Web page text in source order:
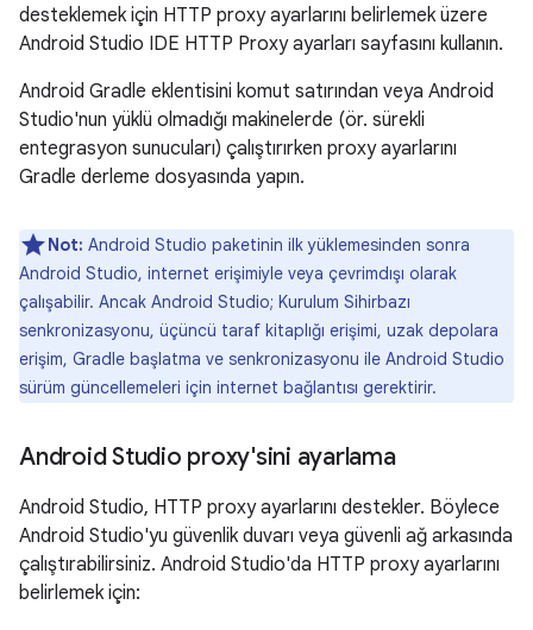
desteklemek için HTTP proxy ayarlarını belirlemek üzere
Android Studio IDE HTTP Proxy ayarları sayfasını kullanın.
Android Gradle eklentisini komut satırından veya Android
Studio'nun yüklü olmadığı makinelerde (ör. sürekli
entegrasyon sunucuları) çalıştırırken proxy ayarlarını
Gradle derleme dosyasında yapın.
Not: Android Studio paketinin ilk yüklemesinden sonra
Android Studio, internet erişimiyle veya çevrimdışı olarak
çalışabilir. Ancak Android Studio; Kurulum Sihirbazı
senkronizasyonu, üçüncü taraf kitaplığı erişimi, uzak depolara
erişim, Gradle başlatma ve senkronizasyonu ile Android Studio
sürüm güncellemeleri için internet bağlantısı gerektirir.
Android Studio proxy'sini ayarlama
Android Studio, HTTP proxy ayarlarını destekler. Böylece
Android Studio'yu güvenlik duvarı veya güvenli ağ arkasında
çalıştırabilirsiniz. Android Studio'da HTTP proxy ayarlarını
belirlemek için: